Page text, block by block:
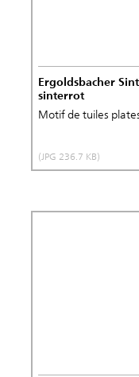
Ergoldsbacher
sinterrot
Motif de tuiles
(JPG 236.7 KB)